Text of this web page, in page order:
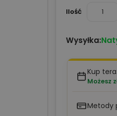
Ilość
Wysyłka:
Kup
Możesz
Metody